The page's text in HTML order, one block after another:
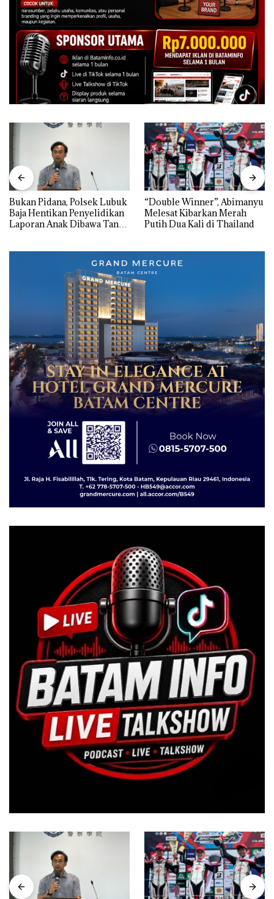
Bukan Pidana, Polsek Lubuk
Baja Hentikan Penyelidikan
Laporan Anak Dibawa Tanpa
“Double Winner”, Abimanyu
Melesat Kibarkan Merah
Putih Dua Kali di Thailand